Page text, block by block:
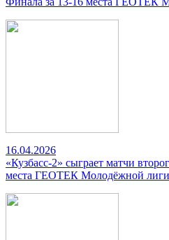
16.04.2026
«Кузбасс-2» сыграет матчи
места ГЕОТЕК Молодёжной лиги